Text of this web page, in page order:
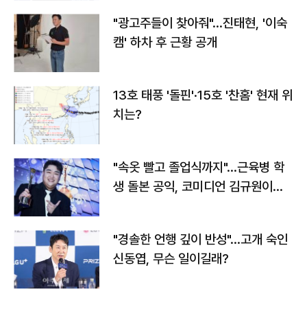
"광고주들이 찾아줘"…진태현, '이숙
캠' 하차 후 근황 공개
13호 태풍 '돌핀'·15호 '찬홈' 현재 위
치는?
"속옷 빨고 졸업식까지"…근육병 학
생 돌본 공익, 코미디언 김규원이었
"경솔한 언행 깊이 반성"…고개 숙인
신동엽, 무슨 일이길래?